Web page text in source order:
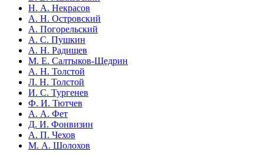
Н. А. Некрасов
А. Н. Островский
А. Погорельский
А. С. Пушкин
А. Н. Радищев
М. Е. Салтыков-Щедрин
А. Н. Толстой
Л. Н. Толстой
И. С. Тургенев
Ф. И. Тютчев
А. А. Фет
Д. И. Фонвизин
А. П. Чехов
М. А. Шолохов